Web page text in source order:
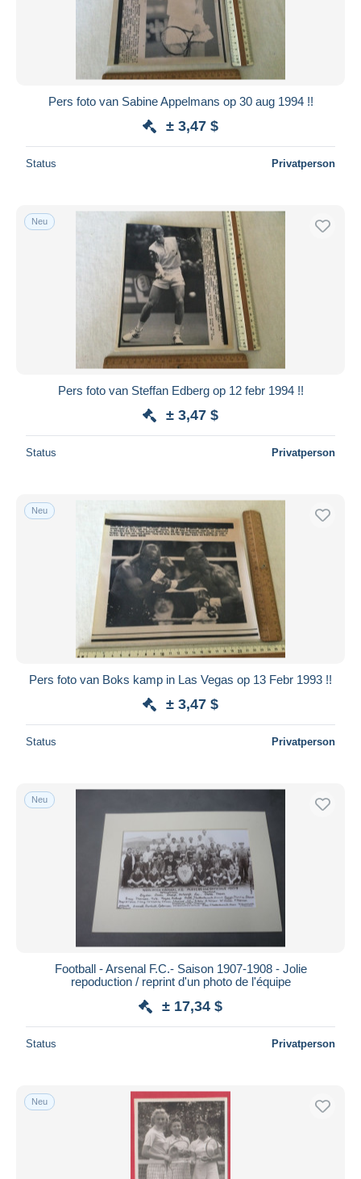
Pers foto van Sabine Appelmans op 30 aug 1994 !!
± 3,47 $
Status Privatperson
Neu
Pers foto van Steffan Edberg op 12 febr 1994 !!
± 3,47 $
Status Privatperson
Neu
Pers foto van Boks kamp in Las Vegas op 13 Febr 1993 !!
± 3,47 $
Status Privatperson
Neu
Football - Arsenal F.C.- Saison 1907-1908 - Jolie
repoduction / reprint d'un photo de l'équipe
± 17,34 $
Status Privatperson
Neu